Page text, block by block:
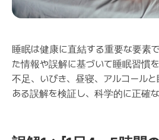
睡眠は健康に直結する重要な要素
た情報や誤解に基づいて睡眠習慣
不足、いびき、昼寝、アルコール
ある誤解を検証し、科学的に正確